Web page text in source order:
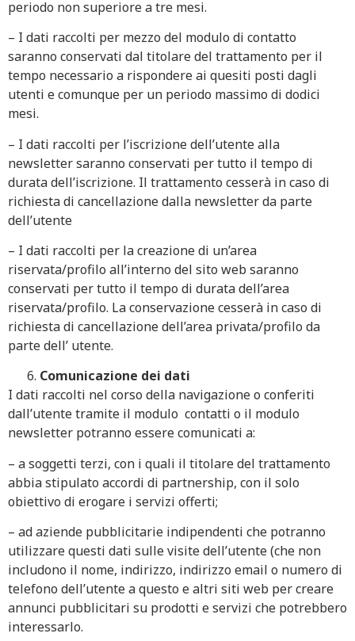
periodo non superiore a tre mesi.
– I dati raccolti per mezzo del modulo di contatto
saranno conservati dal titolare del trattamento per il
tempo necessario a rispondere ai quesiti posti dagli
utenti e comunque per un periodo massimo di dodici
mesi.
– I dati raccolti per l’iscrizione dell’utente alla
newsletter saranno conservati per tutto il tempo di
durata dell’iscrizione. Il trattamento cesserà in caso di
richiesta di cancellazione dalla newsletter da parte
dell’utente
– I dati raccolti per la creazione di un’area
riservata/profilo all’interno del sito web saranno
conservati per tutto il tempo di durata dell’area
riservata/profilo. La conservazione cesserà in caso di
richiesta di cancellazione dell’area privata/profilo da
parte dell’ utente.
Comunicazione dei dati
I dati raccolti nel corso della navigazione o conferiti
dall’utente tramite il modulo contatti o il modulo
newsletter potranno essere comunicati a:
– a soggetti terzi, con i quali il titolare del trattamento
abbia stipulato accordi di partnership, con il solo
obiettivo di erogare i servizi offerti;
– ad aziende pubblicitarie indipendenti che potranno
utilizzare questi dati sulle visite dell’utente (che non
includono il nome, indirizzo, indirizzo email o numero di
telefono dell’utente a questo e altri siti web per creare
annunci pubblicitari su prodotti e servizi che potrebbero
interessarlo.